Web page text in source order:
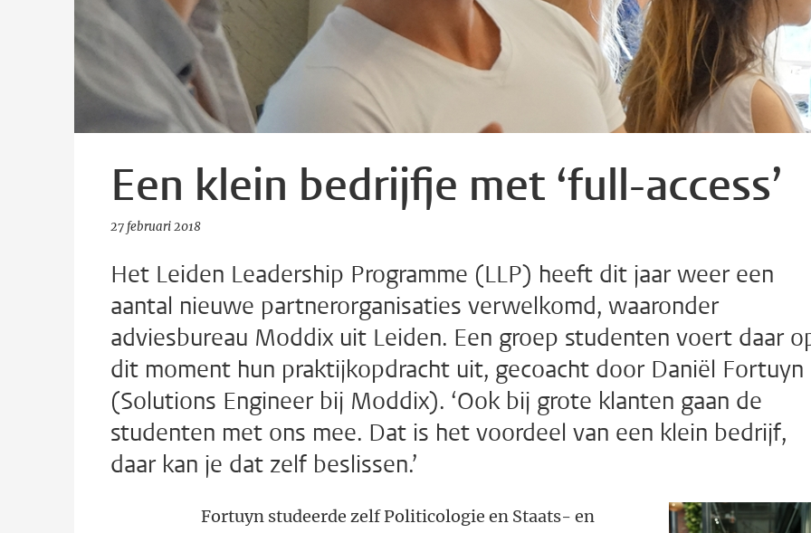
Een klein bedrijfje met ‘full-access’
27 februari 2018
Het Leiden Leadership Programme (LLP) heeft dit jaar weer een
aantal nieuwe partnerorganisaties verwelkomd, waaronder
adviesbureau Moddix uit Leiden. Een groep studenten voert daar
dit moment hun praktijkopdracht uit, gecoacht door Daniël Fortuyn
(Solutions Engineer bij Moddix). ‘Ook bij grote klanten gaan de
studenten met ons mee. Dat is het voordeel van een klein bedrijf,
daar kan je dat zelf beslissen.’
Fortuyn studeerde zelf Politicologie en Staats- en